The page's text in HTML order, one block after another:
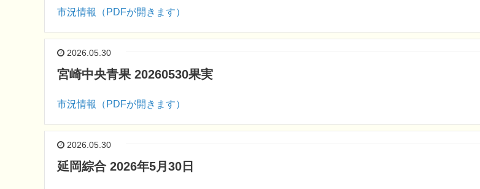
市況情報（PDFが開きます）
2026.05.30
宮崎中央青果 20260530果実
市況情報（PDFが開きます）
2026.05.30
延岡綜合 2026年5月30日